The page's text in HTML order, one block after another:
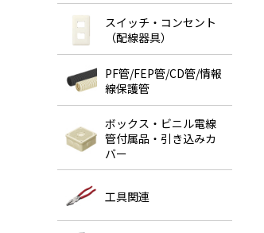
スイッチ・コンセント
（配線器具）
PF管/FEP管/CD管/情報
線保護管
ボックス・ビニル電線
管付属品・引き込みカ
バー
工具関連